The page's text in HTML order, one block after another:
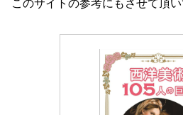
このサイトの参考にもさせて頂